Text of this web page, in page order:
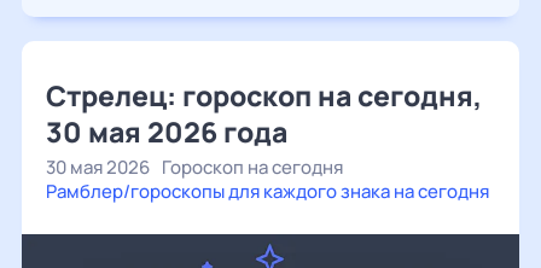
Стрелец: гороскоп на сегодня,
30 мая 2026 года
30 мая 2026 Гороскоп на сегодня
Рамблер/гороскопы для каждого знака на сегодня